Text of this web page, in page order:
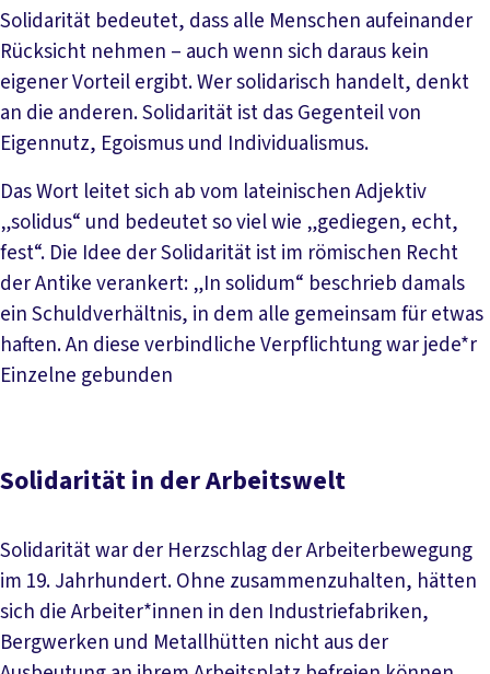
Solidarität bedeutet, dass alle Menschen aufeinander
Rücksicht nehmen – auch wenn sich daraus kein
eigener Vorteil ergibt. Wer solidarisch handelt, denkt
an die anderen. Solidarität ist das Gegenteil von
Eigennutz, Egoismus und Individualismus.
Das Wort leitet sich ab vom lateinischen Adjektiv
„solidus“ und bedeutet so viel wie „gediegen, echt,
fest“. Die Idee der Solidarität ist im römischen Recht
der Antike verankert: „In solidum“ beschrieb damals
ein Schuldverhältnis, in dem alle gemeinsam für etwas
haften. An diese verbindliche Verpflichtung war jede*r
Einzelne gebunden
Solidarität in der Arbeitswelt
Solidarität war der Herzschlag der Arbeiterbewegung
im 19. Jahrhundert. Ohne zusammenzuhalten, hätten
sich die Arbeiter*innen in den Industriefabriken,
Bergwerken und Metallhütten nicht aus der